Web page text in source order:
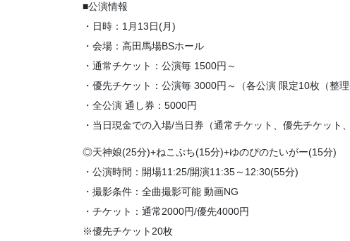
■公演情報
・日時：1月13日(月)
・会場：高田馬場BSホール
・通常チケット：公演毎 1500円～
・優先チケット：公演毎 3000円～（各公演 限定10枚（整理
・全公演 通し券：5000円
・当日現金での入場/当日券（通常チケット、優先チケット
◎天神娘(25分)+ねこぷち(15分)+ゆのぴのたいがー(15分)
・公演時間：開場11:25/開演11:35～12:30(55分)
・撮影条件：全曲撮影可能 動画NG
・チケット：通常2000円/優先4000円
※優先チケット20枚